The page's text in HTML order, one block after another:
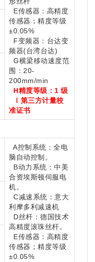
E传感器：高精度
传感器；精度等级
±0.05%
F变频器：台达变
频器(台湾台达)
G横梁移动速度范
围：20-
200mm/min
H精度等级：1 级
Ｉ第三方计量校
准证书
A控制系统：全电
脑自动控制。
B动力系统：中美
合资埃斯顿伺服电
机。
C减速系统：意大
利摩多利减速机
D丝杆：德国技术
高精度滚珠丝杆。
E传感器：高精度
传感器；精度等级
±0.05%